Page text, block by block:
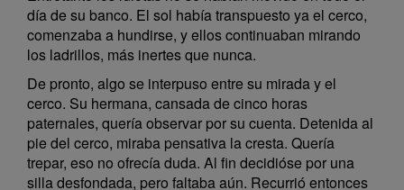
día de su banco. El sol había transpuesto ya el cerco,
comenzaba a hundirse, y ellos continuaban mirando
los ladrillos, más inertes que nunca.
De pronto, algo se interpuso entre su mirada y el
cerco. Su hermana, cansada de cinco horas
paternales, quería observar por su cuenta. Detenida al
pie del cerco, miraba pensativa la cresta. Quería
trepar, eso no ofrecía duda. Al fin decidióse por una
silla desfondada, pero faltaba aún. Recurrió entonces